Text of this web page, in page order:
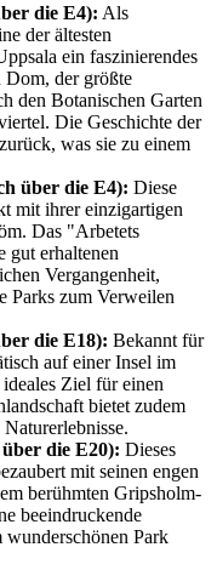
die E4): Als
der ältesten
ein faszinierendes
Dom, der größte
den Botanischen Garten
Die Geschichte der
was sie zu einem
über die E4): Diese
mit ihrer einzigartigen
Das "Arbetets
gut erhaltenen
Vergangenheit,
Parks zum Verweilen
die E18): Bekannt für
auf einer Insel im
Ziel für einen
bietet zudem
die E20): Dieses
mit seinen engen
berühmten Gripsholm-
beeindruckende
wunderschönen Park